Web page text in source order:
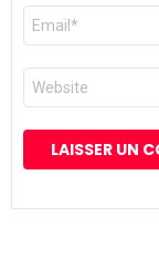
E-
mail
*
Site
web